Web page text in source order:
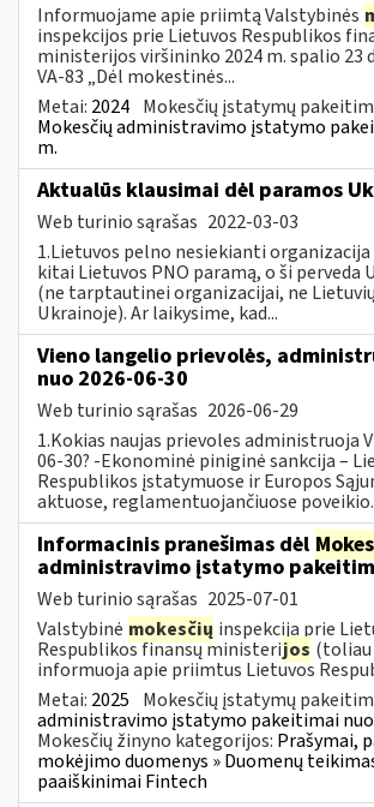
Informuojame apie priimtą Valstybinės
inspekcijos prie Lietuvos Respublikos
ministerijos viršininko 2024 m. spalio 23
VA-83 „Dėl mokestinės...
Metai: 2024 Mokesčių įstatymų
Mokesčių administravimo įstatymo
m.
Aktualūs klausimai dėl paramos
Web turinio sąrašas 2022-03-03
1.Lietuvos pelno nesiekianti
kitai Lietuvos PNO paramą, o ši perveda
(ne tarptautinei organizacijai, ne
Ukrainoje). Ar laikysime, kad...
Vieno langelio prievolės,
nuo 2026-06-30
Web turinio sąrašas 2026-06-29
1.Kokias naujas prievoles administruoja
06-30? -Ekonominė piniginė sankcija –
Respublikos įstatymuose ir Europos
aktuose, reglamentuojančiuose
Informacinis pranešimas dėl
administravimo įstatymo
Web turinio sąrašas 2025-07-01
Valstybinė mokesčių inspekcija prie
Respublikos finansų ministerijos (toliau
informuoja apie priimtus Lietuvos
Metai: 2025 Mokesčių įstatymų
administravimo įstatymo pakeitimai nuo
Mokesčių žinyno kategorijos: Prašymai,
mokėjimo duomenys » Duomenų
paaiškinimai Fintech